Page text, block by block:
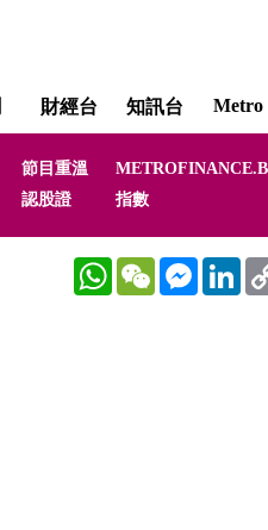
財經台 知訊台 Metro
節目重溫
認股證 指數
WhatsAppWeChat Messenger